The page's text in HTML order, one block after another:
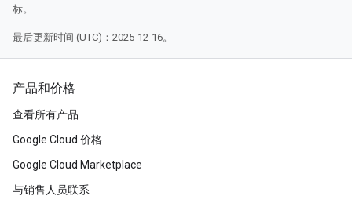
标。
最后更新时间 (UTC)：2025-12-16。
产品和价格
查看所有产品
Google Cloud 价格
Google Cloud Marketplace
与销售人员联系